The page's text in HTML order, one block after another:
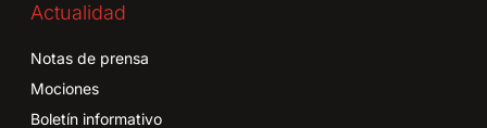
Actualidad
Notas de prensa
Mociones
Boletín informativo